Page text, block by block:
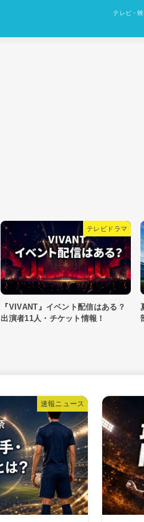
テレビ・
スポーツ
夏の甲子園2026はなぜ夕方開始？2
部制の日程と観客入れ替えを解説！
速報ニュース